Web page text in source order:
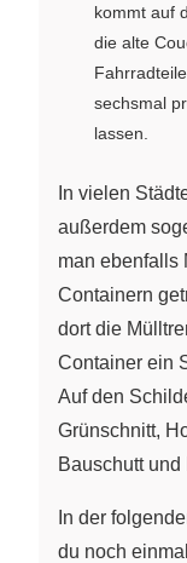
kommt auf
die alte
sechsmal
lassen.
In vielen
außerdem
man ebenfalls
Containern
dort die
Container ein
Auf den
Grünschnitt,
Bauschutt und
In der
du noch